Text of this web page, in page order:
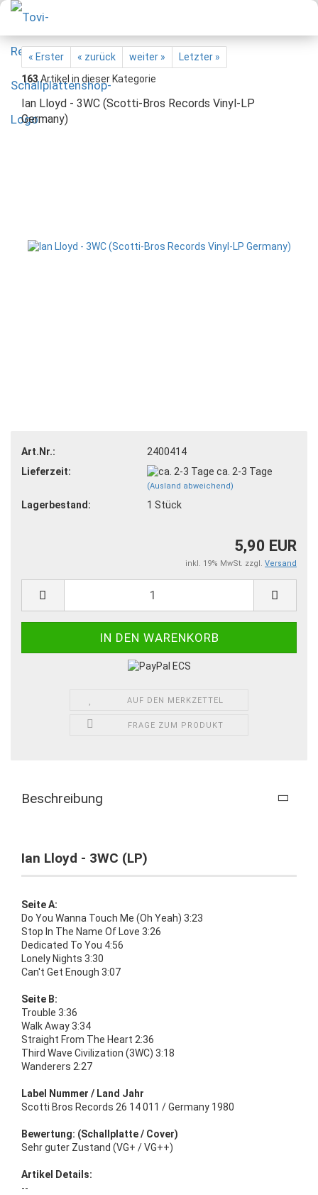
« Erster « zurück weiter »
Letzter »
163Artikel in dieser Kategorie
Ian Lloyd - 3WC (Scotti-Bros Records Vinyl-LP
Germany)
Art.Nr.:
2400414
Lieferzeit:
ca. 2-3 Tage
(Ausland abweichend)
Lagerbestand: 1 Stück
5,90 EUR
inkl. 19% MwSt. zzgl. Versand
AUF DEN MERKZETTEL
FRAGE ZUM PRODUKT
Beschreibung
Ian Lloyd - 3WC (LP)
Seite A:
Do You Wanna Touch Me (Oh Yeah) 3:23
Stop In The Name Of Love 3:26
Dedicated To You 4:56
Lonely Nights 3:30
Can't Get Enough 3:07
Seite B:
Trouble 3:36
Walk Away 3:34
Straight From The Heart 2:36
Third Wave Civilization (3WC) 3:18
Wanderers 2:27
Label Nummer / Land Jahr
Scotti Bros Records 26 14 011 / Germany 1980
Bewertung: (Schallplatte / Cover)
Sehr guter Zustand (VG+ / VG++)
Artikel Details:
--